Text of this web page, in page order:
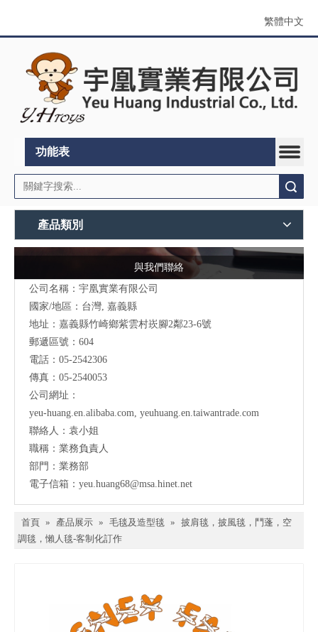
繁體中文
功能表
產品類別
與我們聯絡
公司名稱：宇凰實業有限公司
國家/地區：台灣, 嘉義縣
地址： 嘉義縣竹崎鄉紫雲村崁腳2鄰23-6號
郵遞區號：604
電話：05-2542306
傳真：05-2540053
公司網址：
yeu-huang.en.alibaba.com, yeuhuang.en.taiwantrade.com
聯絡人：袁小姐
職稱：業務負責人
部門：業務部
電子信箱： yeu.huang68@msa.hinet.net
首頁 » 產品展示 » 毛毯及造型毯 » 披肩毯，披風毯，鬥蓬，空
調毯，懶人毯-客制化訂作